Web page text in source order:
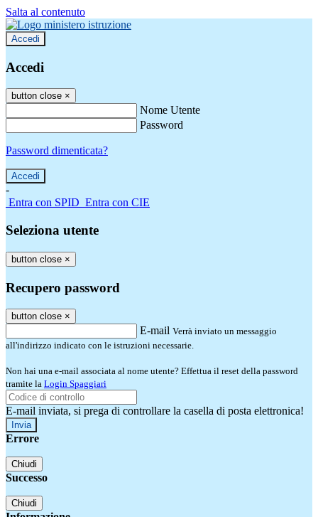
Salta al contenuto
Accedi
Accedi
button close ×
Nome Utente
Password
Password dimenticata?
-
Entra con SPID Entra con CIE
Seleziona utente
button close ×
Recupero password
button close ×
E-mail Verrà inviato un messaggio
all'indirizzo indicato con le istruzioni necessarie.
Non hai una e-mail associata al nome utente? Effettua il reset della password
tramite la Login Spaggiari
E-mail inviata, si prega di controllare la casella di posta elettronica!
Errore
Chiudi
Successo
Chiudi